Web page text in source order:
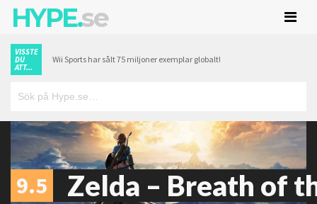
HYPE.se
VISSTE
DU
ATT...
Wii Sports har sålt 75 miljoner exemplar globalt!
9.5 Zelda – Breath of